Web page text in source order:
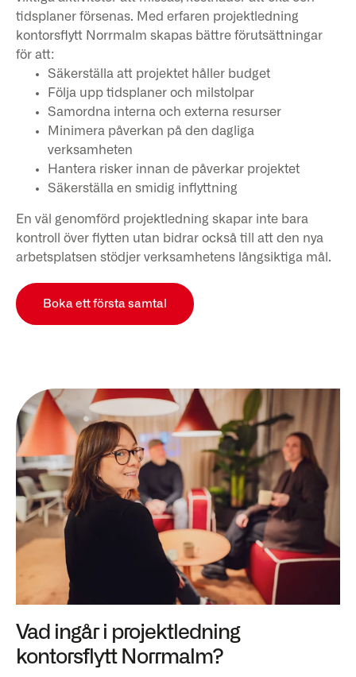
tidsplaner försenas. Med erfaren projektledning
kontorsflytt Norrmalm skapas bättre förutsättningar
för att:
Säkerställa att projektet håller budget
Följa upp tidsplaner och milstolpar
Samordna interna och externa resurser
Minimera påverkan på den dagliga
verksamheten
Hantera risker innan de påverkar projektet
Säkerställa en smidig inflyttning
En väl genomförd projektledning skapar inte bara
kontroll över flytten utan bidrar också till att den nya
arbetsplatsen stödjer verksamhetens långsiktiga mål.
Boka ett första samtal
Vad ingår i projektledning
kontorsflytt Norrmalm?